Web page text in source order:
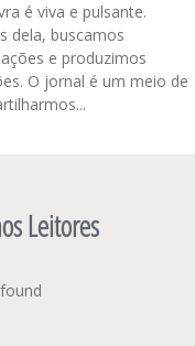
é viva e pulsante.
dela, buscamos
e produzimos
O jornal é um meio de
Leitores